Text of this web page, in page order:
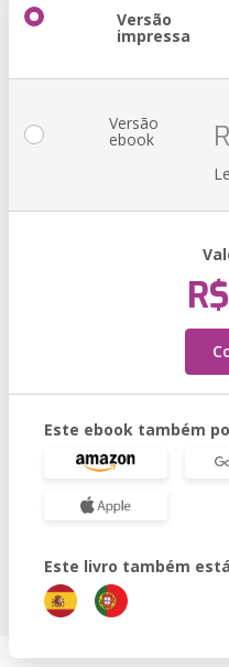
Versão
impressa
Versão
ebook
Este ebook também
Este livro também